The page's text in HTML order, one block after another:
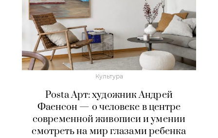
Культура
Posta Арт: художник Андрей
Фаенсон — о человеке в центре
современной живописи и умении
смотреть на мир глазами ребенка